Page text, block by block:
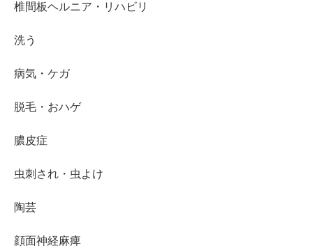
椎間板ヘルニア・リハビリ
洗う
病気・ケガ
脱毛・おハゲ
膿皮症
虫刺され・虫よけ
陶芸
顔面神経麻痺